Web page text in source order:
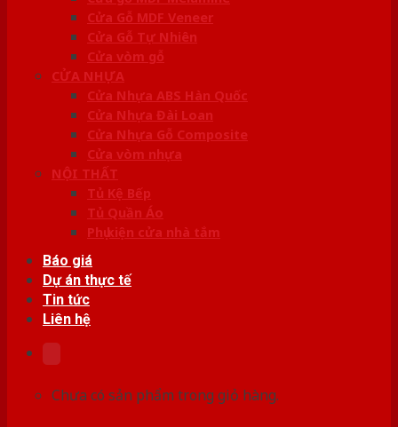
Cửa Gỗ MDF Veneer
Cửa Gỗ Tự Nhiên
Cửa vòm gỗ
CỬA NHỰA
Cửa Nhựa ABS Hàn Quốc
Cửa Nhựa Đài Loan
Cửa Nhựa Gỗ Composite
Cửa vòm nhựa
NỘI THẤT
Tủ Kệ Bếp
Tủ Quần Áo
Phụ kiện cửa nhà tắm
Báo giá
Dự án thực tế
Tin tức
Liên hệ
Chưa có sản phẩm trong giỏ hàng.